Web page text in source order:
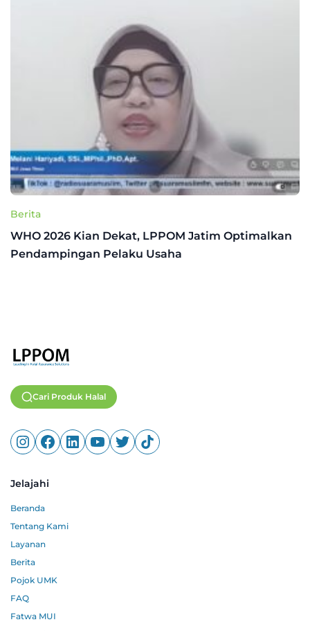
Berita
WHO 2026 Kian Dekat, LPPOM Jatim Optimalkan
Pendampingan Pelaku Usaha
Cari Produk Halal
Jelajahi
Beranda
Tentang Kami
Layanan
Berita
Pojok UMK
FAQ
Fatwa MUI